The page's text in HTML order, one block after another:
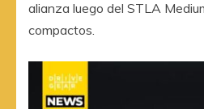
alianza luego del STLA
compactos.